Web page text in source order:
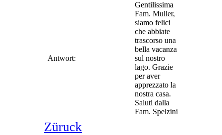
Antwort:
Gentilissima
Fam. Muller,
siamo felici
che abbiate
trascorso una
bella vacanza
sul nostro
lago. Grazie
per aver
apprezzato la
nostra casa.
Saluti dalla
Fam. Spelzini
Züruck